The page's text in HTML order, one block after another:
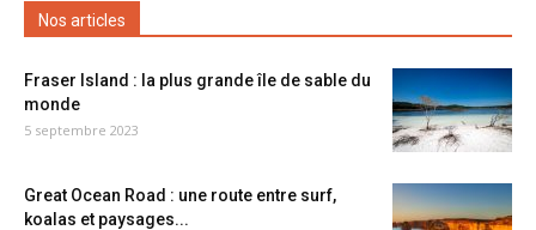
Nos articles
Fraser Island : la plus grande île de sable du
monde
5 septembre 2023
Great Ocean Road : une route entre surf,
koalas et paysages...